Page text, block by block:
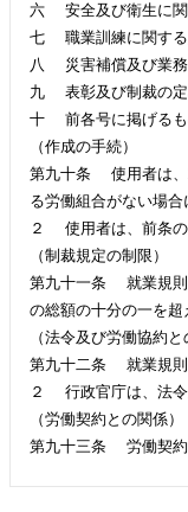
六 安全及び衛生に関
七 職業訓練に関する
八 災害補償及び業務
九 表彰及び制裁の定
十 前各号に掲げるも
（作成の手続）
第九十条 使用者は、
る労働組合がない場
２ 使用者は、前条の
（制裁規定の制限）
第九十一条 就業規則
の総額の十分の一を超
（法令及び労働協約と
第九十二条 就業規則
２ 行政官庁は、法令
（労働契約との関係）
第九十三条 労働契約